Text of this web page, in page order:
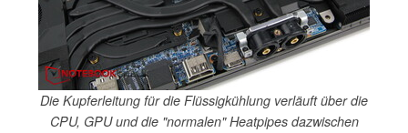
Die Kupferleitung für die Flüssigkühlung verläuft über die
CPU, GPU und die "normalen" Heatpipes dazwischen